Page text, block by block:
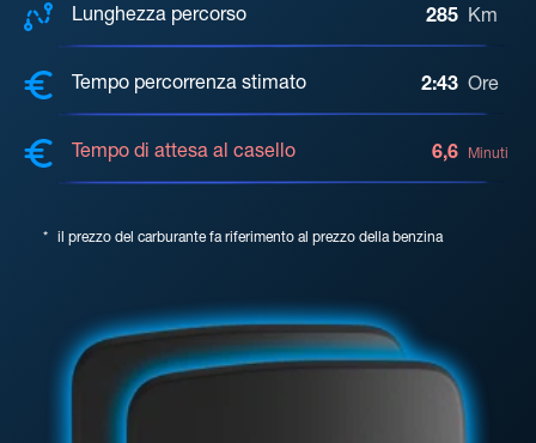
Lunghezza percorso 285 Km
Tempo percorrenza stimato 2:43 Ore
Tempo di attesa al casello 6,6 Minuti
* il prezzo del carburante fa riferimento al prezzo della benzina